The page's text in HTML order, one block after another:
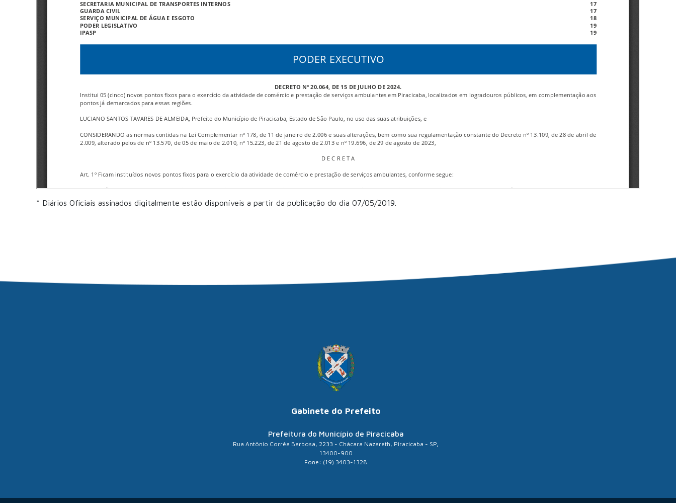
* Diários Oficiais assinados digitalmente estão disponíveis a partir da publicação do dia 07/05/2019.
Gabinete do Prefeito
Prefeitura do Município de Piracicaba
Rua Antônio Corrêa Barbosa, 2233 - Chácara Nazareth, Piracicaba - SP,
13400-900
Fone: (19) 3403-1328